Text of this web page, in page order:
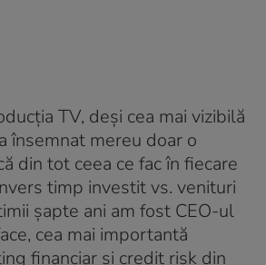
TV, deși cea mai vizibilă
însemnat mereu doar o
din tot ceea ce fac în fiecare
timp investit vs. venituri
șapte ani am fost CEO-ul
cea mai importantă
financiar și credit risk din